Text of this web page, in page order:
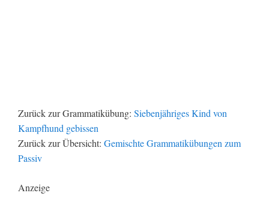
Zurück zur Grammatikübung: Siebenjähriges Kind von
Kampfhund gebissen
Zurück zur Übersicht: Gemischte Grammatikübungen zum
Passiv
Anzeige